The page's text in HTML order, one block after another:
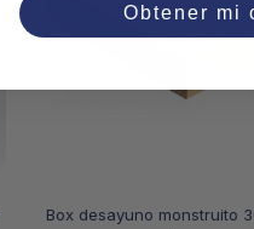
Box desayuno monstruito
Obtener mi